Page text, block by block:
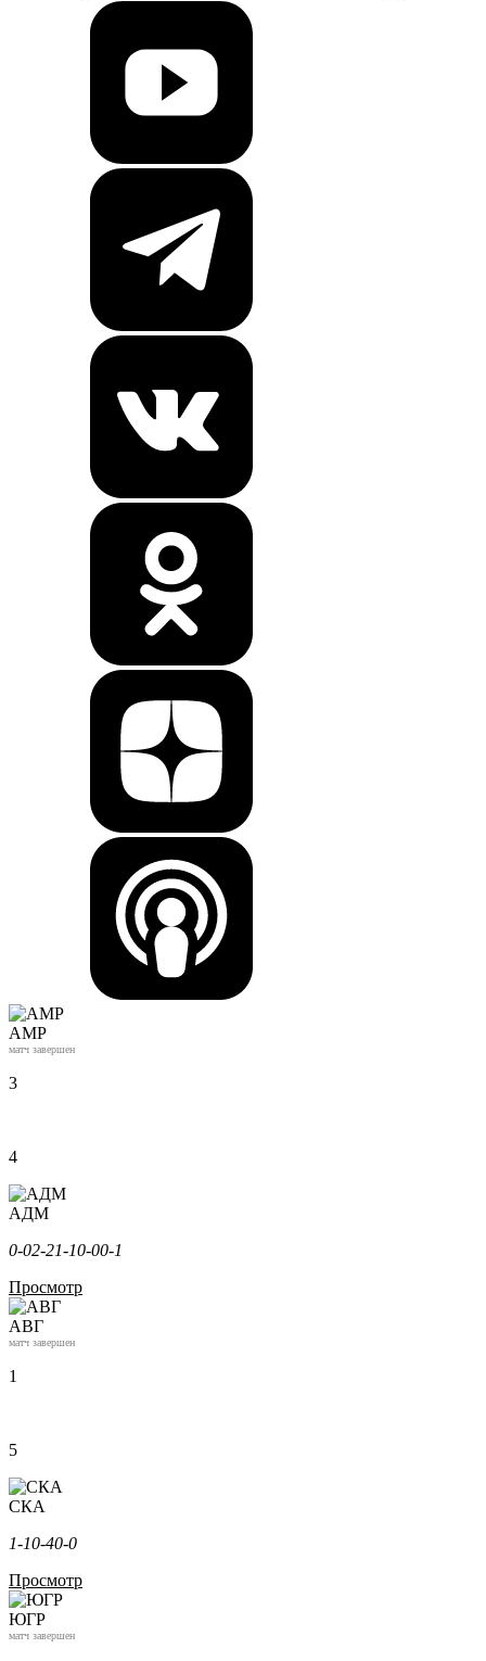
АМР
матч завершен
3
4
АДМ
0-02-21-10-00-1
Просмотр
АВГ
матч завершен
1
5
СКА
1-10-40-0
Просмотр
ЮГР
матч завершен